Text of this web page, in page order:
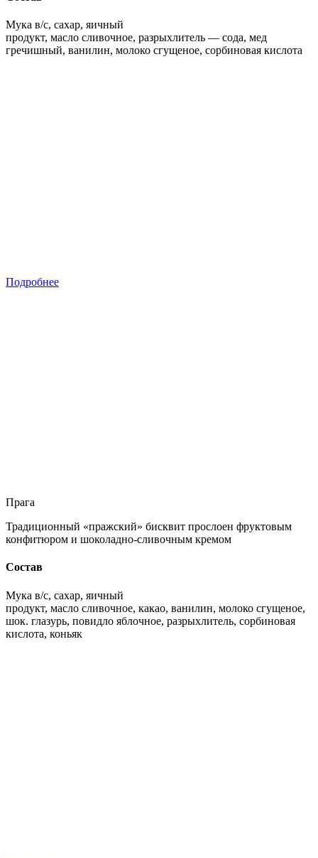
Мука в/с, сахар, яичный
продукт, масло сливочное, разрыхлитель — сода, мед
гречишный, ванилин, молоко сгущеное, сорбиновая кислота
Подробнее
Прага
Традиционный «пражский» бисквит прослоен фруктовым
конфитюром и шоколадно-сливочным кремом
Состав
Мука в/с, сахар, яичный
продукт, масло сливочное, какао, ванилин, молоко сгущеное,
шок. глазурь, повидло яблочное, разрыхлитель, сорбиновая
кислота, коньяк